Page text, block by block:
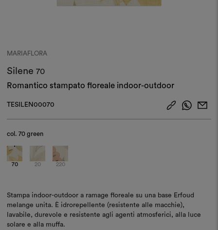
MARIAFLORA
Silene70
Romantico stampato floreale indoor-outdoor
TESILEN00070
col.70 green
70 20 220
Stampa indoor-outdoor a ramage floreale su una base Erfoud
melange unita. È idrorepellente (resistente alle macchie),
lavabile, durevole e resistente agli agenti atmosferici, alla luce
solare e alla muffa.